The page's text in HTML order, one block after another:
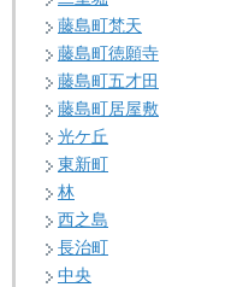
藤島町梵天
藤島町徳願寺
藤島町五才田
藤島町居屋敷
光ケ丘
東新町
林
西之島
長治町
中央